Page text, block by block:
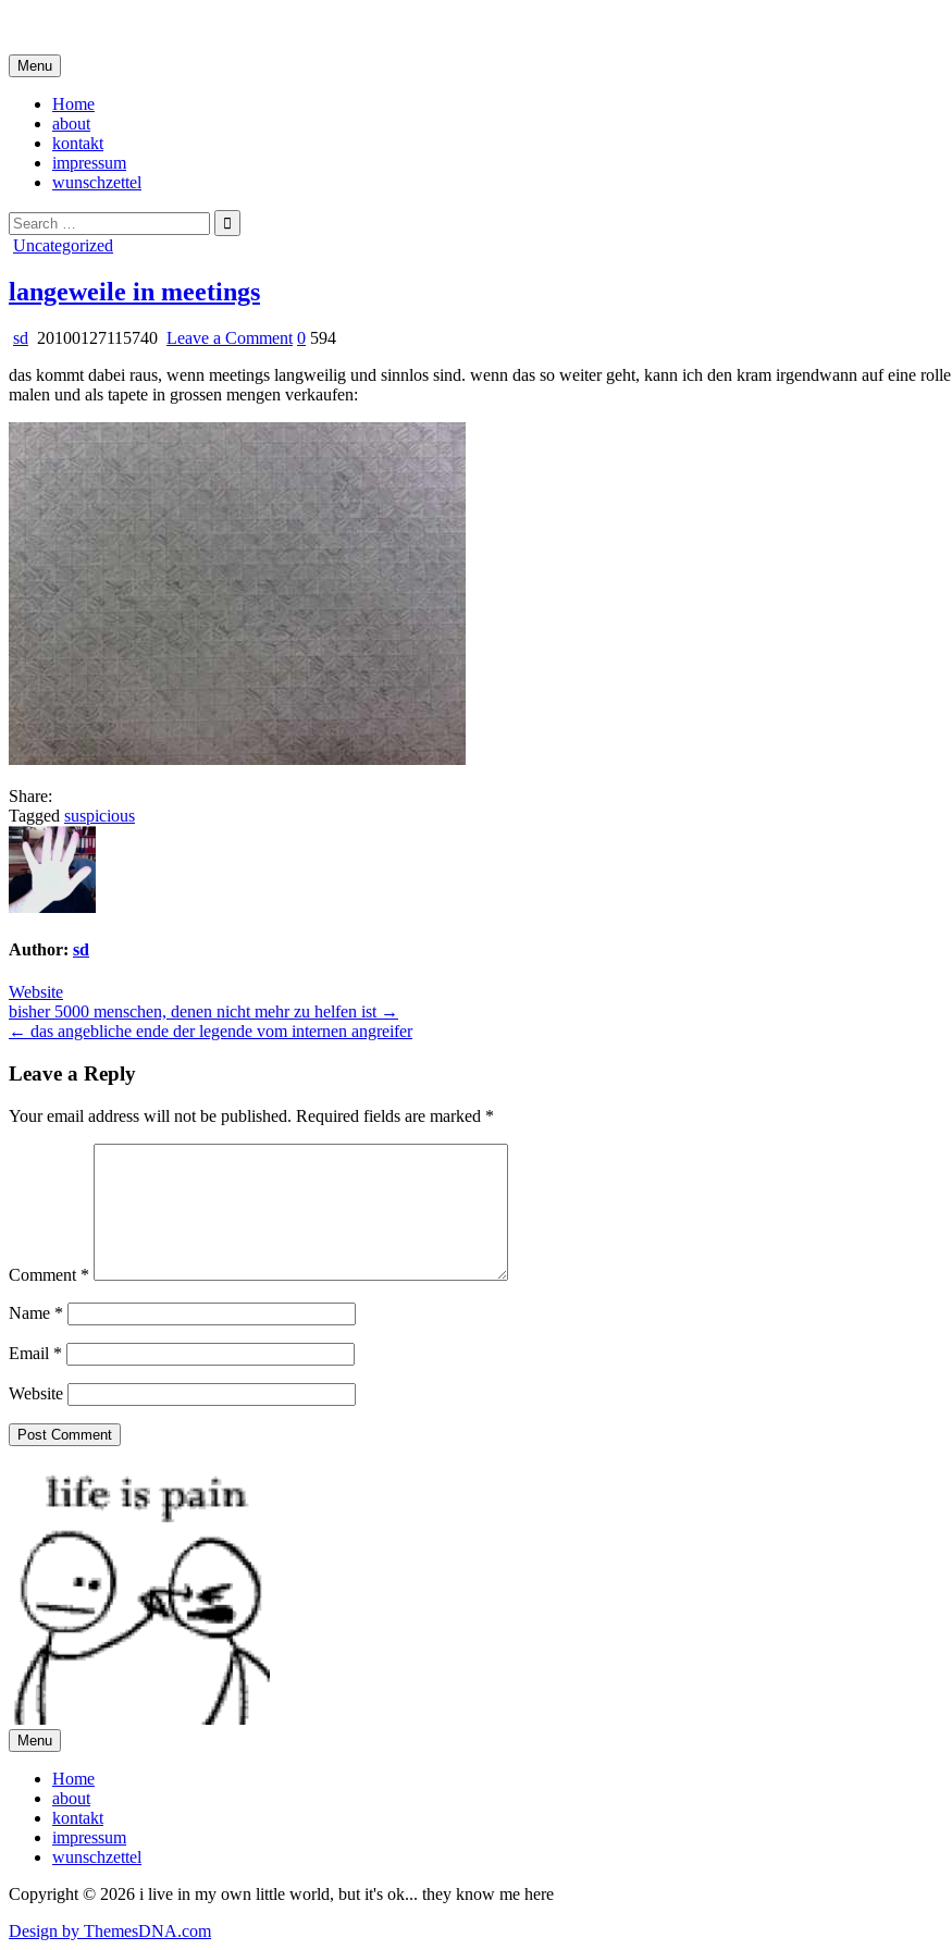
content
Menu
Home
about
kontakt
impressum
wunschzettel
Search
for:
Posted
Uncategorized
langeweile in meetings
sd 20100127115740 Leave a Commenton
in
meetings
0 594
das kommt dabei raus, wenn meetings langweilig und sinnlos sind. wenn das so weiter geht, kann ich den kram irgendwann auf eine rolle
malen und als tapete in grossen mengen verkaufen:
Share:
Tagged suspicious
Author: sd
Website
Post
navigation
bisher 5000 menschen, denen nicht mehr zu helfen ist →
← das angebliche ende der legende vom internen angreifer
Leave a Reply
Your email address will not be published. Required fields are marked *
Comment *
Name *
Email *
Website
Menu
Home
about
kontakt
impressum
wunschzettel
Copyright © 2026 i live in my own little world, but it's ok... they know me here
Design by ThemesDNA.com